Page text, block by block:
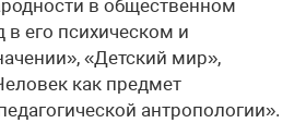
в общественном
в его психическом и
«Детский мир»,
как предмет
антропологии».